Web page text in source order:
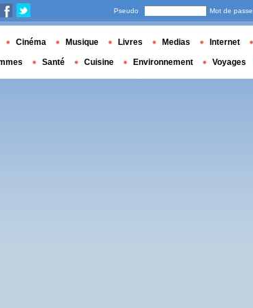
Pseudo Mot de passe
Cinéma Musique Livres Medias Internet
Santé Cuisine Environnement Voyages